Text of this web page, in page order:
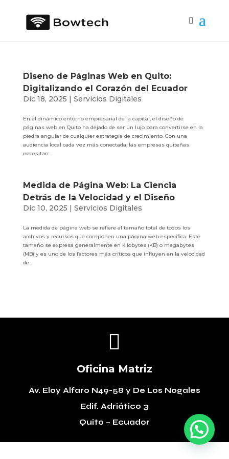
Diseño de Páginas Web en Quito:
Digitalizando el Corazón del Ecuador
Dic 18, 2025 | Servicios Digitales
En el dinámico entorno empresarial de la capital, el diseño de
páginas web en Quito ha dejado de ser un lujo para convertirse en la
piedra angular de cualquier estrategia de crecimiento. Con una
audiencia local cada vez más conectada, las empresas quiteñas
necesitan...
Medida de Página Web: La Ciencia
Detrás de la Velocidad y el Diseño
Dic 10, 2025 | Servicios Digitales
La medida de página web se refiere al tamaño total de todos los
archivos y recursos que componen una página web específica. Este
tamaño se expresa generalmente en kilobytes (KB) o megabytes
(MB) y es uno de los factores más críticos que influyen en la velocidad
de...

Oficina Matriz
Av. Eloy Alfaro N49-58 y De Los Nogales
Edif. Adriático 3
Quito – Ecuador